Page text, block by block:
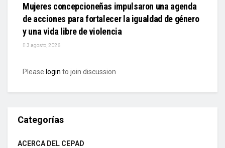
Mujeres concepcioneñas impulsaron una agenda
de acciones para fortalecer la igualdad de género
y una vida libre de violencia
3 agosto, 2026
Please login to join discussion
Categorías
ACERCA DEL CEPAD